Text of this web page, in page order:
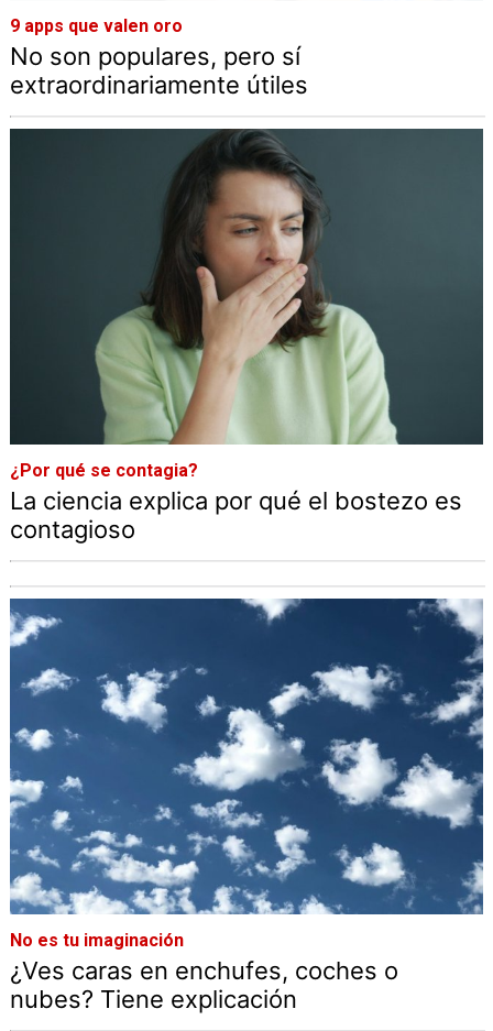
9 apps que valen oro
No son populares, pero sí
extraordinariamente útiles
¿Por qué se contagia?
La ciencia explica por qué el bostezo es
contagioso
No es tu imaginación
¿Ves caras en enchufes, coches o
nubes? Tiene explicación